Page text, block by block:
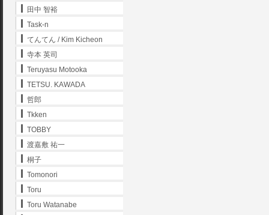
田中 智裕
Task-n
てんてん / Kim Kicheon
寺本 英司
Teruyasu Motooka
TETSU. KAWADA
哲郎
Tkken
TOBBY
渡嘉敷 祐一
桐子
Tomonori
Toru
Toru Watanabe